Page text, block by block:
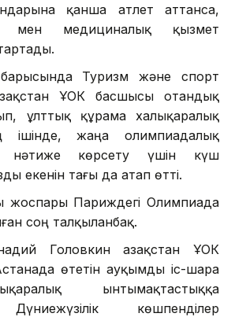
қанша атлет аттанса,
мен медициналық қызмет
барысында Туризм және спорт
ҰОК басшысы отандық
ұлттық құрама халықаралық
ішінде, жаңа олимпиадалық
нәтиже көрсету үшін күш
екенін тағы да атап өтті.
Париждегі Олимпиада
соң талқыланбақ.
Головкин Қазақстан ҰОК
өтетін ауқымды іс-шара
ынтымақтастыққа
көшпенділер